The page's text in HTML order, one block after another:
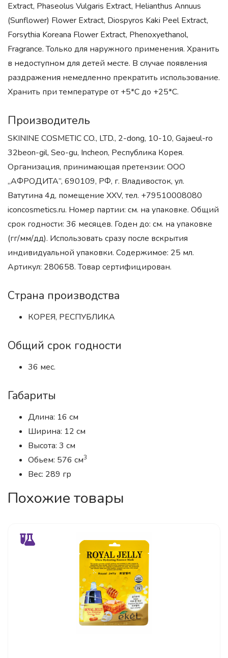
Extract, Phaseolus Vulgaris Extract, Helianthus Annuus
(Sunflower) Flower Extract, Diospyros Kaki Peel Extract,
Forsythia Koreana Flower Extract, Phenoxyethanol,
Fragrance. Только для наружного применения. Хранить
в недоступном для детей месте. В случае появления
раздражения немедленно прекратить использование.
Хранить при температуре от +5*С до +25*С.
Производитель
SKININE COSMETIC CO., LTD., 2-dong, 10-10, Gajaeul-ro
32beon-gil, Seo-gu, Incheon, Республика Корея.
Организация, принимающая претензии: ООО
„АФРОДИТА”, 690109, РФ, г. Владивосток, ул.
Ватутина 4д, помещение XXV, тел. +79510008080
iconcosmetics.ru. Номер партии: см. на упаковке. Общий
срок годности: 36 месяцев. Годен до: см. на упаковке
(гг/мм/дд). Использовать сразу после вскрытия
индивидуальной упаковки. Содержимое: 25 мл.
Артикул: 280658. Товар сертифицирован.
Страна производства
КОРЕЯ, РЕСПУБЛИКА
Общий срок годности
36 мес.
Габариты
Длина: 16 см
Ширина: 12 см
Высота: 3 см
Обьем: 576 см3
Вес: 289 гр
Похожие товары